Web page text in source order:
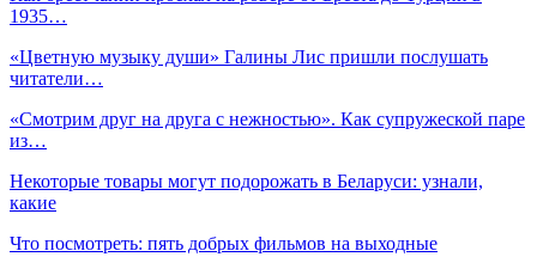
1935…
«Цветную музыку души» Галины Лис пришли послушать
читатели…
«Смотрим друг на друга с нежностью». Как супружеской паре
из…
Некоторые товары могут подорожать в Беларуси: узнали,
какие
Что посмотреть: пять добрых фильмов на выходные